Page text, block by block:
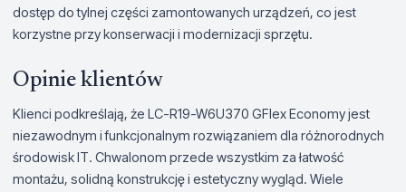
dostęp do tylnej części zamontowanych urządzeń, co jest
korzystne przy konserwacji i modernizacji sprzętu.
Opinie klientów
Klienci podkreślają, że LC-R19-W6U370 GFlex Economy jest
niezawodnym i funkcjonalnym rozwiązaniem dla różnorodnych
środowisk IT. Chwalonom przede wszystkim za łatwość
montażu, solidną konstrukcję i estetyczny wygląd. Wiele